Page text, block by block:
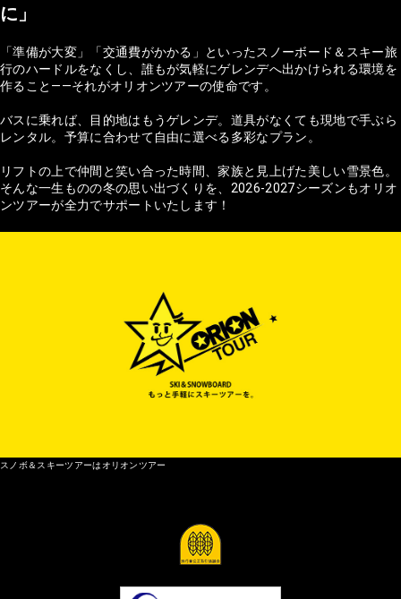
に」
「準備が大変」「交通費がかかる」といったスノーボード＆スキー旅
行のハードルをなくし、誰もが気軽にゲレンデへ出かけられる環境を
作ること——それがオリオンツアーの使命です。
バスに乗れば、目的地はもうゲレンデ。道具がなくても現地で手ぶら
レンタル。予算に合わせて自由に選べる多彩なプラン。
リフトの上で仲間と笑い合った時間、家族と見上げた美しい雪景色。
そんな一生ものの冬の思い出づくりを、2026-2027シーズンもオリオ
ンツアーが全力でサポートいたします！
スノボ＆スキーツアーはオリオンツアー